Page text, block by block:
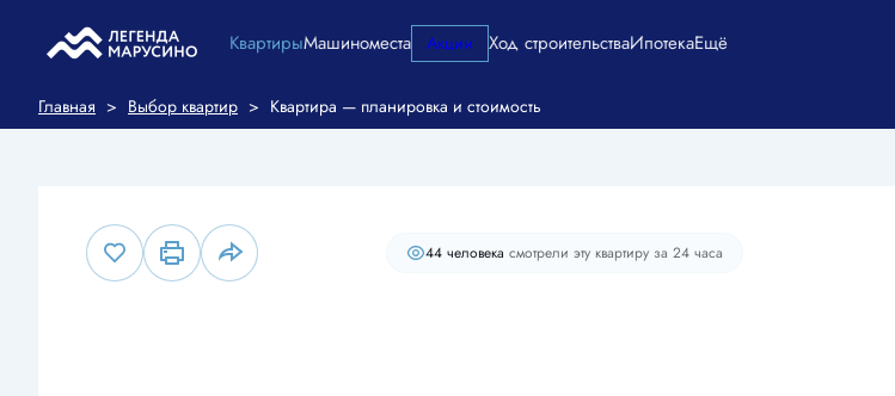
КвартирыМашиноместа Акции Ход строительстваИпотекаЕщё
Главная > Выбор квартир > Квартира — планировка и стоимость
44 человекa смотрели эту квартиру за 24 часа